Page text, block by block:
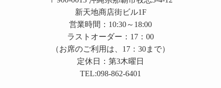
新天地商店街ビル1F
営業時間：10:30～18:00
ラストオーダー：17：00
（お席のご利用は、17：30まで）
定休日：第3木曜日
TEL:098-862-6401